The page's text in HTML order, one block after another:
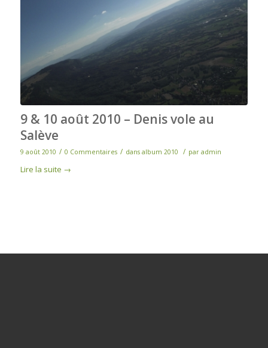
9 & 10 août 2010 – Denis vole au
Salève
9 août 2010 / 0 Commentaires / dans album 2010 / par admin
Lire la suite →